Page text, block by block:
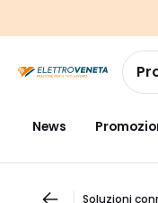
navigazionealla
pagina
News
Soluzioni